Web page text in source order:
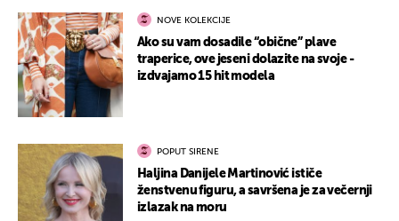
NOVE KOLEKCIJE
Ako su vam dosadile “obične” plave
traperice, ove jeseni dolazite na svoje -
izdvajamo 15 hit modela
POPUT SIRENE
Haljina Danijele Martinović ističe
ženstvenu figuru, a savršena je za večernji
izlazak na moru